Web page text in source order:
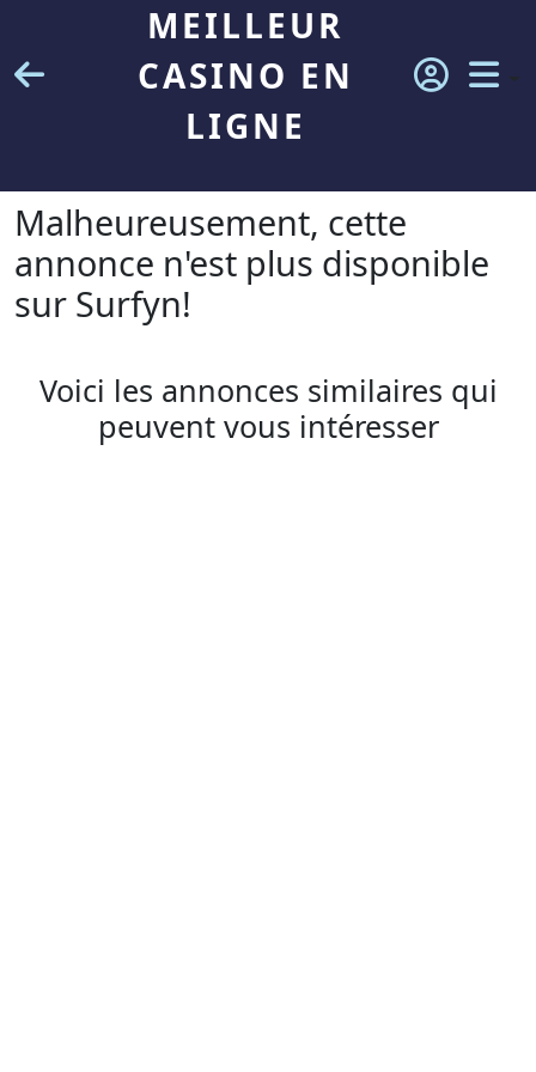
MEILLEUR
CASINO EN
LIGNE
Malheureusement, cette
annonce n'est plus disponible
sur Surfyn!
Voici les annonces similaires qui
peuvent vous intéresser